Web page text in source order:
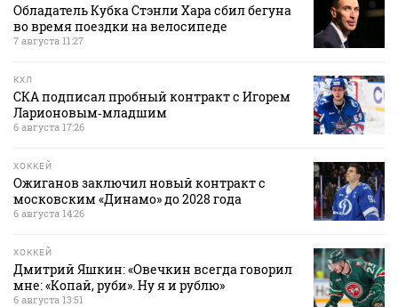
Обладатель Кубка Стэнли Хара сбил бегуна
во время поездки на велосипеде
7 августа 11:27
КХЛ
СКА подписал пробный контракт с Игорем
Ларионовым‑младшим
6 августа 17:26
ХОККЕЙ
Ожиганов заключил новый контракт с
московским «Динамо» до 2028 года
6 августа 14:26
ХОККЕЙ
Дмитрий Яшкин: «Овечкин всегда говорил
мне: «Копай, руби». Ну я и рублю»
6 августа 13:51